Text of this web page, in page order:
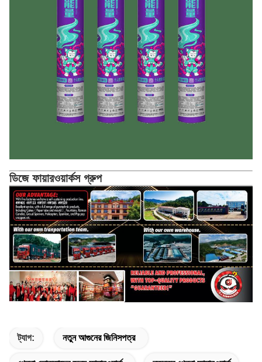
ডিজে ফায়ারওয়ার্কস গ্রুপ
ট্যাগ: নতুন আগুনের জিনিসপত্র